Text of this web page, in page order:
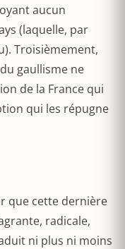
aucun
(laquelle, par
Troisièmement,
gaullisme ne
de la France qui
qui les répugne
que cette dernière
radicale,
ni plus ni moins